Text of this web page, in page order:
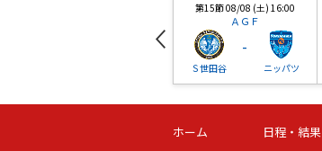
第15節 08/08 (土) 16:00
ＡＧＦ
Ｓ世田谷
-
ニッパツ
第16節 09/05 (土) 15:00
ニッパツ
試合結果 次節
ホーム 日程・結果